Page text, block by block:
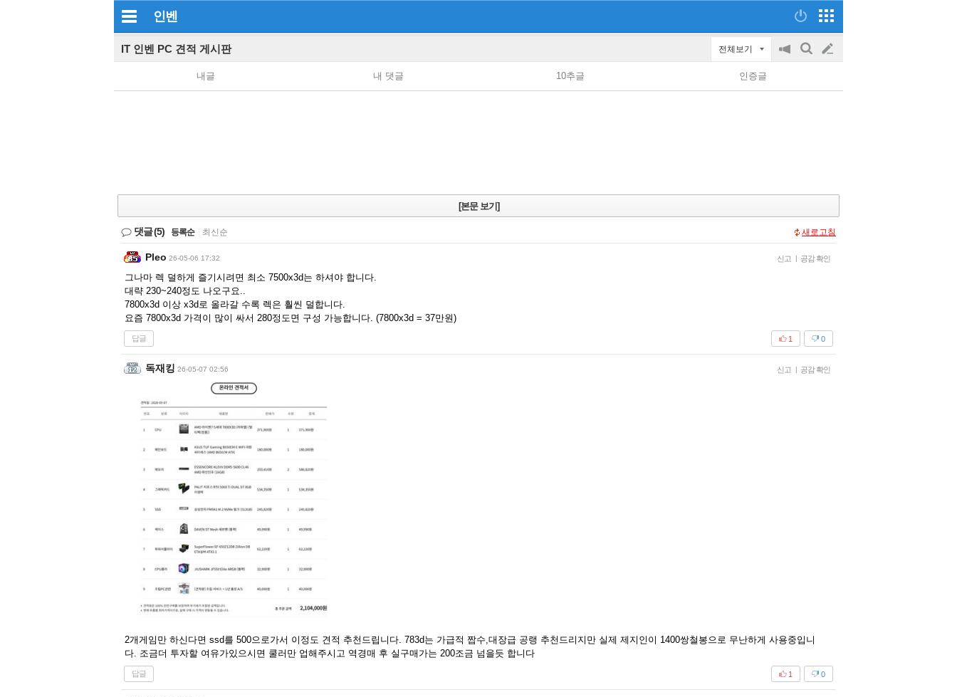
인벤
IT 인벤 PC 견적 게시판 전체보기
공
on/off
검
글
쓰
내글 내 댓글 10추글 인증글
[본문 보기]
댓글(5) 등록순 최신순 새로고침
Pleo 26-05-06 17:32 신고 | 공감 확인
그나마 렉 덜하게 즐기시려면 최소 7500x3d는 하셔야 합니다.
대략 230~240정도 나오구요..
7800x3d 이상 x3d로 올라갈 수록 렉은 훨씬 덜합니다.
요즘 7800x3d 가격이 많이 싸서 280정도면 구성 가능합니다. (7800x3d = 37만원)
답글 0
1
독재킹 26-05-07 02:56 신고 | 공감 확인
2개게임만 하신다면 ssd를 500으로가서 이정도 견적 추천드립니다. 783d는 가급적 짭수,대장급 공랭 추천드리지만 실제 제지인이 1400쌍철봉으로 무난하게 사용중입니
다. 조금더 투자할 여유가있으시면 쿨러만 업해주시고 역경매 후 실구매가는 200조금 넘을듯 합니다
답글 0
1